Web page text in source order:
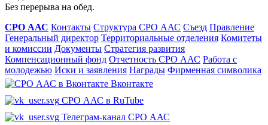
Без перерыва на обед.
СРО ААС Контакты Структура СРО ААС Съезд Правление
Генеральный директор Территориальные отделения Комитеты
и комиссии Документы Стратегия развития
Компенсационный фонд Отчетность СРО ААС Работа с
молодежью Иски и заявления Награды Фирменная символика
Вконтакте
СРО ААС в RuTube
Телеграм-канал СРО ААС